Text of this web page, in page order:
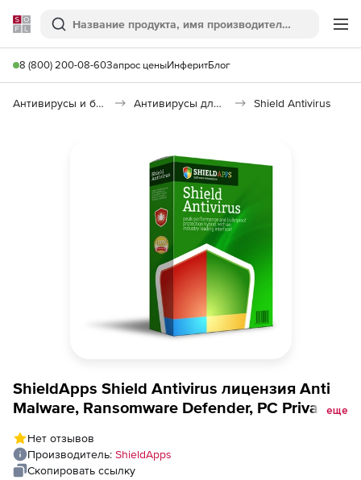
Softline
Поиск
8 (800) 200-08-60Запрос ценыИнферитБлог
Антивирусы и безопасность Антивирусы для организаций Shield Antivirus
ShieldApps Shield Antivirus лицензия Anti
Malware, Ransomware Defender, PC Privacy
пользователей на 1 год
еще
Нет отзывов
Производитель: ShieldApps
Скопировать ссылку